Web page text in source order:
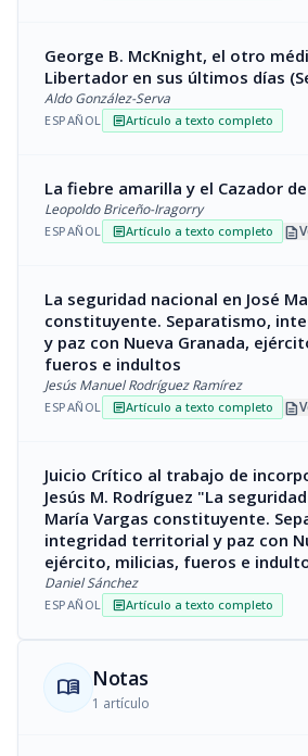
George B. McKnight, el otro
Libertador en sus últimos días
Aldo González-Serva
ESPAÑOL articleArtículo a texto completo
La fiebre amarilla y el Cazador
Leopoldo Briceño-Iragorry
ESPAÑOL articleArtículo a texto completo description
La seguridad nacional en José
constituyente. Separatismo,
y paz con Nueva Granada,
fueros e indultos
Jesús Manuel Rodríguez Ramírez
ESPAÑOL articleArtículo a texto completo description
Juicio Crítico al trabajo de
Jesús M. Rodríguez "La
María Vargas constituyente.
integridad territorial y paz con
ejército, milicias, fueros e
Daniel Sánchez
ESPAÑOL articleArtículo a texto completo
menu_book Notas
1 artículo